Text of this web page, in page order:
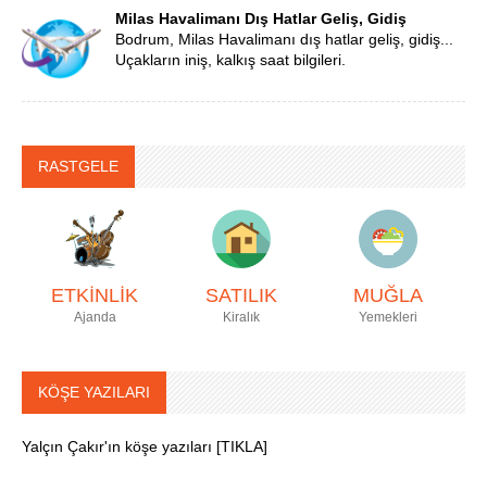
Milas Havalimanı Dış Hatlar Geliş, Gidiş
Bodrum, Milas Havalimanı dış hatlar geliş, gidiş...
Uçakların iniş, kalkış saat bilgileri.
RASTGELE
ETKİNLİK
Ajanda
SATILIK
Kiralık
MUĞLA
Yemekleri
KÖŞE YAZILARI
Yalçın Çakır'ın köşe yazıları [TIKLA]